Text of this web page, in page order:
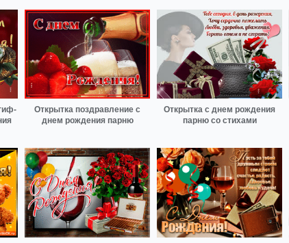
Открытка поздравление с
днем рождения парню
Открытка с днем рождения
парню со стихами